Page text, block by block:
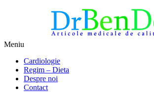
DrBendo.ro
Alimentatia sa iti fie medicatia
Meniu
conținut
Cardiologie
Regim – Dieta
Despre noi
Contact